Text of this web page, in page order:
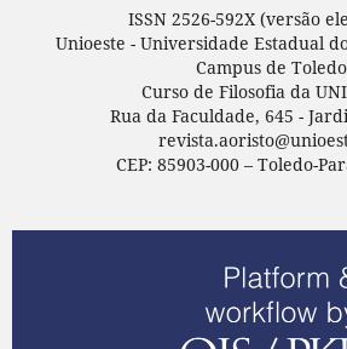
ISSN 2526-592X (versão
Unioeste - Universidade Estadual
Campus de Toledo
Curso de Filosofia da
Rua da Faculdade, 645 -
CEP: 85903-000 – Toledo-